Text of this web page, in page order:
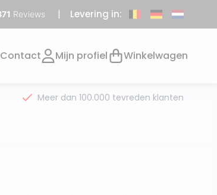
Levering in:
Contact Mijn profiel Winkelwagen
Meer dan 100.000 tevreden klanten